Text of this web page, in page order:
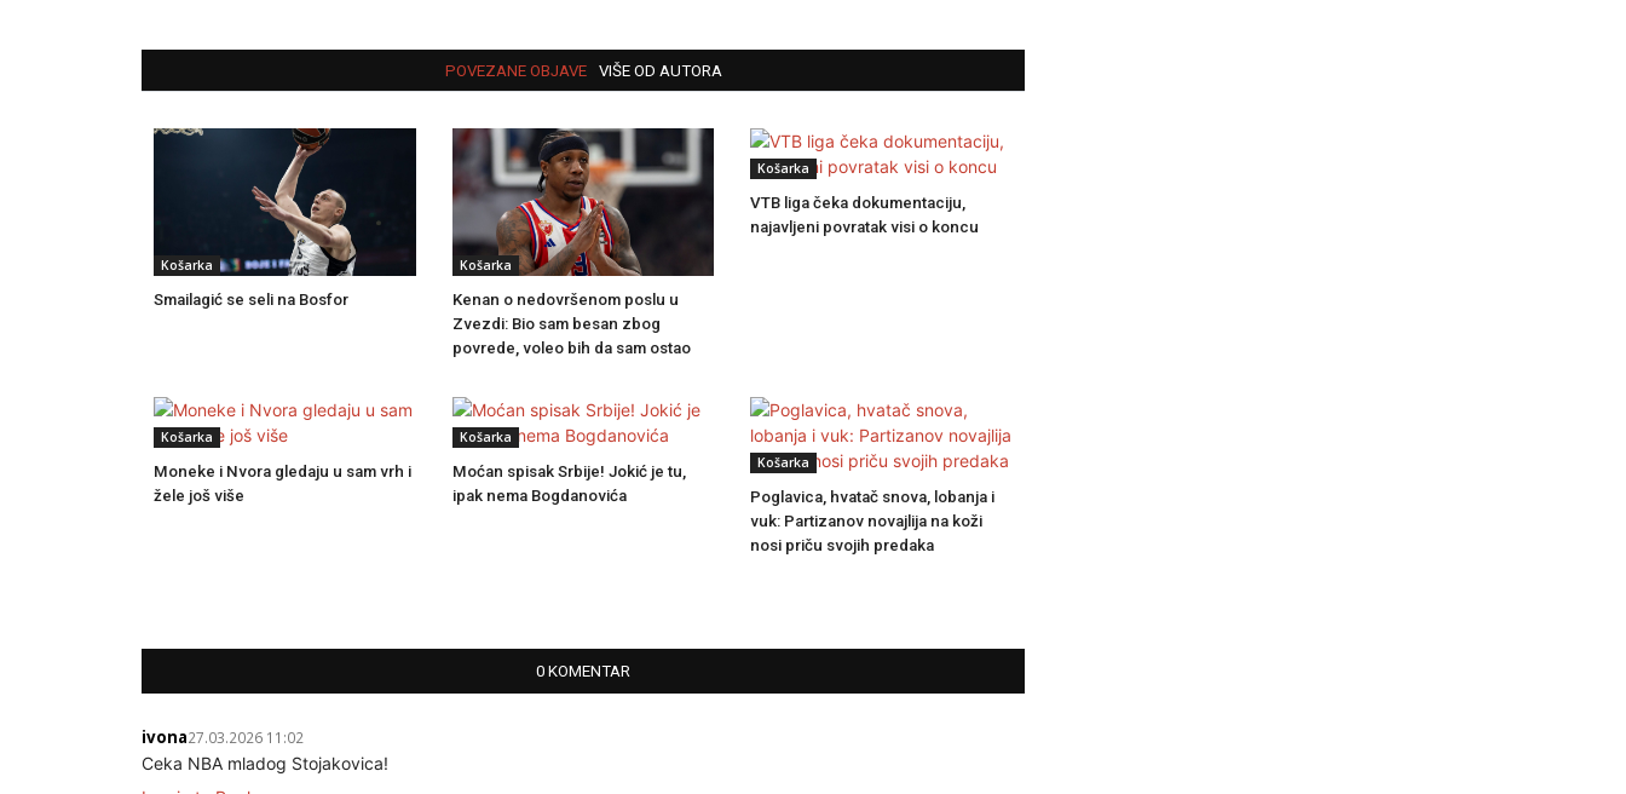
POVEZANE OBJAVE VIŠE OD AUTORA
Košarka
Smailagić se seli na Bosfor
Košarka
Kenan o nedovršenom poslu u
Zvezdi: Bio sam besan zbog
povrede, voleo bih da sam ostao
Košarka
VTB liga čeka dokumentaciju,
najavljeni povratak visi o koncu
Košarka
Moneke i Nvora gledaju u sam vrh i
žele još više
Košarka
Moćan spisak Srbije! Jokić je tu,
ipak nema Bogdanovića
Košarka
Poglavica, hvatač snova, lobanja i
vuk: Partizanov novajlija na koži
nosi priču svojih predaka
0 KOMENTAR
ivona27.03.2026 11:02
Ceka NBA mladog Stojakovica!